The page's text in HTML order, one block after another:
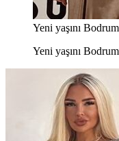
Yeni yaşını
Yeni yaşını